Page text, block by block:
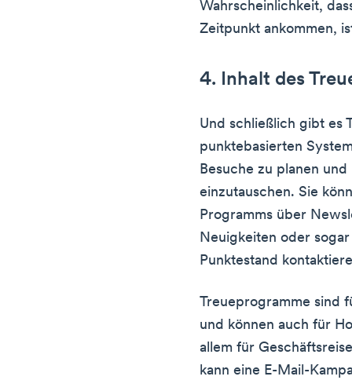
Wahrscheinlichkeit,
Zeitpunkt ankommen,
4. Inhalt des
Und schließlich gibt es
punktebasierten
Besuche zu planen
einzutauschen. Sie
Programms über
Neuigkeiten oder
Punktestand
Treueprogramme sind
und können auch für
allem für
kann eine E-Mail-